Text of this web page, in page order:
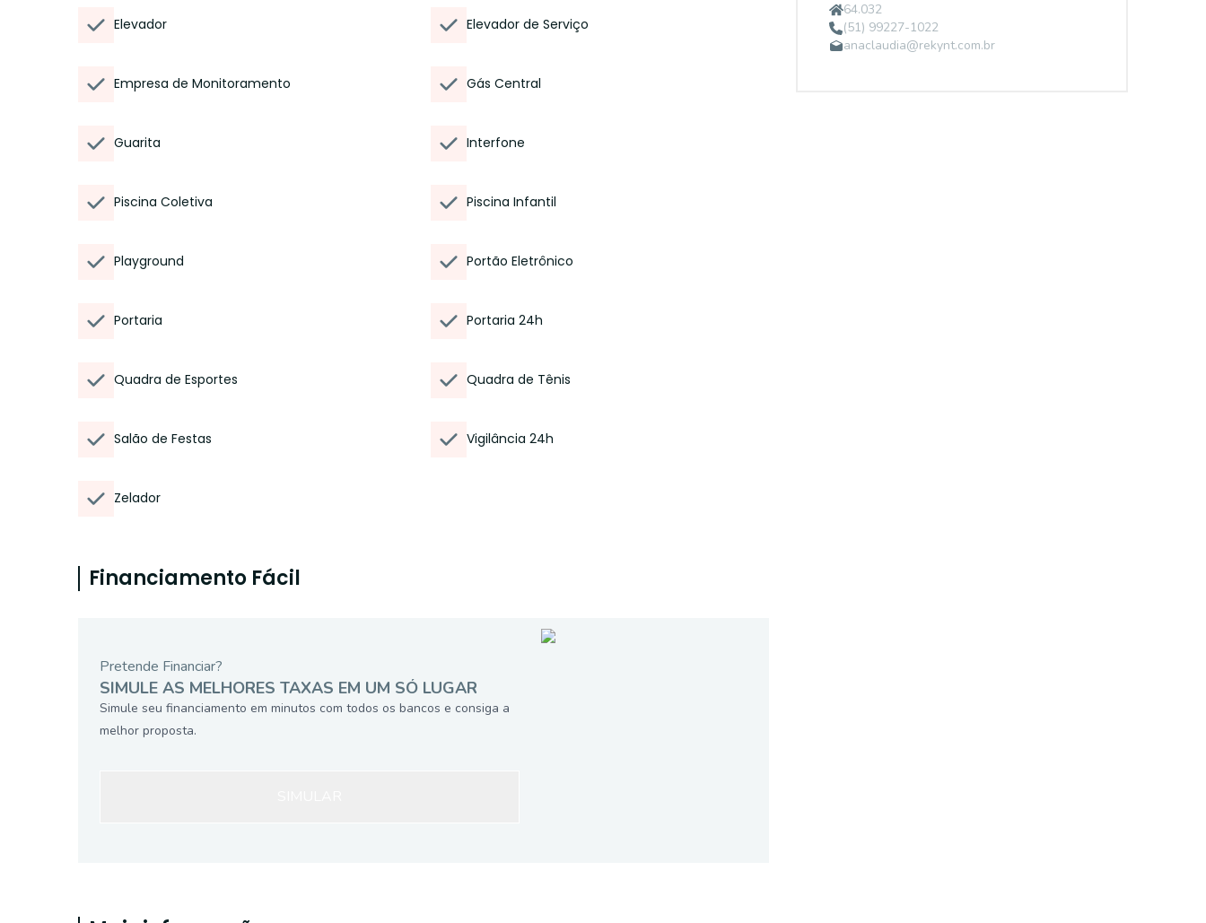
Elevador Elevador de Serviço
Empresa de Monitoramento Gás Central
Guarita Interfone
Piscina Coletiva Piscina Infantil
Playground Portão Eletrônico
Portaria Portaria 24h
Quadra de Esportes Quadra de Tênis
Salão de Festas Vigilância 24h
Zelador
Financiamento Fácil
Pretende Financiar?
SIMULE AS MELHORES TAXAS EM UM SÓ LUGAR
Simule seu financiamento em minutos com todos os bancos e consiga a
melhor proposta.
64.032
(51) 99227-1022
anaclaudia@rekynt.com.br